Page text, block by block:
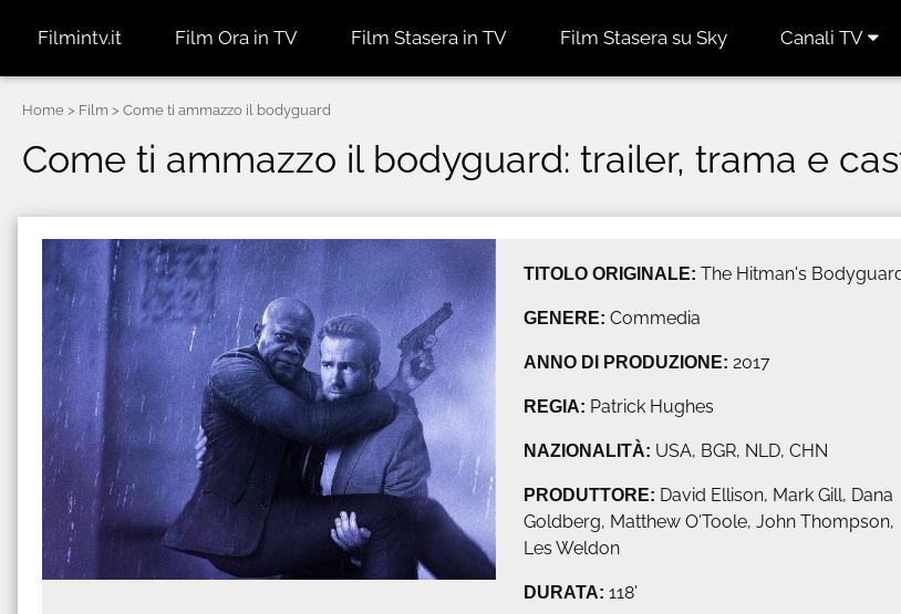
Filmintv.it Film Ora in TV Film Stasera in TV Film Stasera su Sky Canali TV
Home > Film > Come ti ammazzo il bodyguard
Come ti ammazzo il bodyguard: trailer, trama e
TITOLO ORIGINALE:The Hitman's
GENERE:Commedia
ANNO DI PRODUZIONE: 2017
REGIA: Patrick Hughes
NAZIONALITÀ: USA, BGR, NLD, CHN
PRODUTTORE: David Ellison, Mark Gill, Dana
Goldberg, Matthew O'Toole, John Thompson,
Les Weldon
DURATA:118'